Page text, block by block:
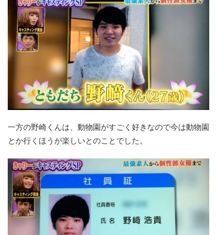
一方の野崎くんは、動物園がすごく好きなので今は動物園
とか行くほうが楽しいとのことでした。